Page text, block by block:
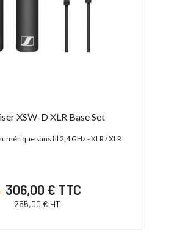
XSW-D XLR Base Set
sans fil 2,4 GHz - XLR / XLR
306,00 € TTC
255,00 € HT